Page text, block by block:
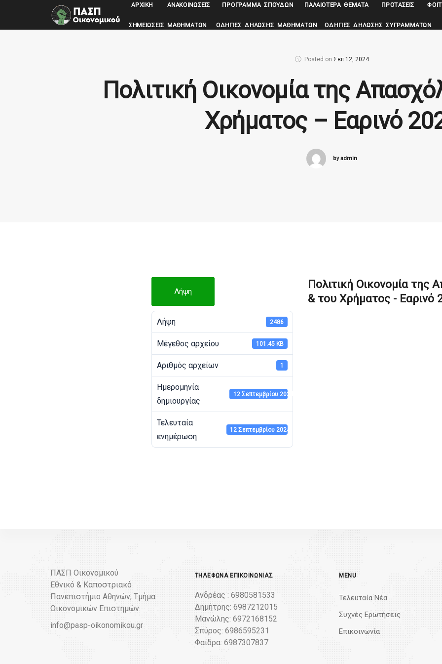
ΑΡΧΙΚΉ ΑΝΑΚΟΙΝΏΣΕΙΣ ΠΡΌΓΡΑΜΜΑ ΣΠΟΥΔΏΝ ΠΑΛΑΙΌΤΕΡΑ ΘΈΜΑΤΑ ΠΡΟΤΆΣΕΙΣ
ΣΗΜΕΙΏΣΕΙΣ ΜΑΘΗΜΆΤΩΝ ΟΔΗΓΊΕΣ ΔΉΛΩΣΗΣ ΜΑΘΗΜΆΤΩΝ ΟΔΗΓΊΕΣ ΔΉΛΩΣΗΣ ΣΥΓΡΑΜΜΆΤΩΝ
Posted on Σεπ 12, 2024
Πολιτική Οικονομία της
Χρήματος – Εαρινό
by admin
Λήψη
Λήψη 2486
Μέγεθος αρχείου 101.45 KB
Αριθμός αρχείων 1
Ημερομηνία
δημιουργίας
12 Σεπτεμβρίου 2024
Τελευταία
ενημέρωση
12 Σεπτεμβρίου 2024
Πολιτική Οικονομία της
& του Χρήματος - Εαρινό
ΠΑΣΠ Οικονομικού
Εθνικό & Καποστριακό
Πανεπιστήμιο Αθηνών, Τμήμα
Οικονομικών Επιστημών
info@pasp-oikonomikou.gr
ΤΗΛΈΦΩΝΑ ΕΠΙΚΟΙΝΩΝΊΑΣ
Ανδρέας : 6980581533
Δημήτρης: 6987212015
Μανώλης: 6972168152
Σπύρος: 6986595231
Φαίδρα: 6987307837
MENU
Τελευταία Νέα
Συχνές Ερωτήσεις
Επικοινωνία